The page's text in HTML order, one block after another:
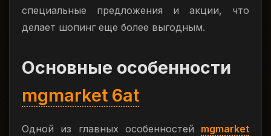
специальные предложения и акции, что
делает шопинг еще более выгодным.
Основные особенности
mgmarket 6at
Одной из главных особенностей mgmarket